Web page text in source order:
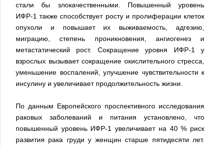
стали бы злокачественными. Повышенный уровень
ИФР-1 также способствует росту и пролиферации клеток
опухоли и повышает их выживаемость, адгезию,
миграцию, степень проникновения, ангиогенез и
метастатический рост. Сокращение уровня ИФР-1 у
взрослых вызывает сокращение окислительного стресса,
уменьшение воспалений, улучшение чувствительности к
инсулину и увеличивает продолжительность жизни.
По данным Европейского проспективного исследования
раковых заболеваний и питания установлено, что
повышенный уровень ИФР-1 увеличивает на 40 % риск
развития рака груди у женщин старше пятидесяти лет.